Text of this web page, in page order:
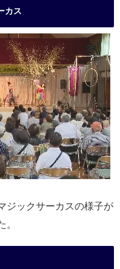
カス
ジックサーカスの様子が
。